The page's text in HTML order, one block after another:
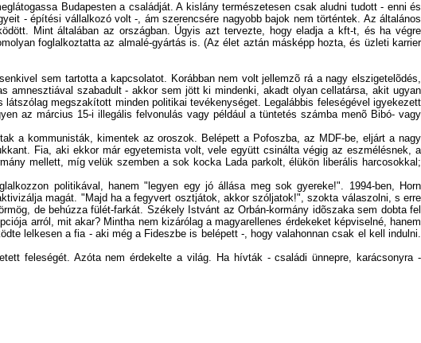
Budapesten a családját. A kislány természetesen csak aludni tudott - enni és
- építési vállalkozó volt -, ám szerencsére nagyobb bajok nem történtek. Az általános
Mint általában az országban. Úgyis azt tervezte, hogy eladja a kft-t, és ha végre
foglalkoztatta az almalé-gyártás is. (Az élet aztán másképp hozta, és üzleti karrier
sem tartotta a kapcsolatot. Korábban nem volt jellemzõ rá a nagy elszigetelõdés,
szabadult - akkor sem jött ki mindenki, akadt olyan cellatársa, akit ugyan
megszakított minden politikai tevékenységet. Legalábbis feleségével igyekezett
az március 15-i illegális felvonulás vagy például a tüntetés számba menõ Bibó- vagy
a kommunisták, kimentek az oroszok. Belépett a Pofoszba, az MDF-be, eljárt a nagy
Fia, aki ekkor már egyetemista volt, vele együtt csinálta végig az eszmélésnek, a
mellett, míg velük szemben a sok kocka Lada parkolt, élükön liberális harcosokkal;
politikával, hanem "legyen egy jó állása meg sok gyereke!". 1994-ben, Horn
magát. "Majd ha a fegyvert osztjátok, akkor szóljatok!", szokta válaszolni, s erre
de behúzza fülét-farkát. Székely Istvánt az Orbán-kormány idõszaka sem dobta fel
arról, mit akar? Mintha nem kizárólag a magyarellenes érdekeket képviselné, hanem
lelkesen a fia - aki még a Fideszbe is belépett -, hogy valahonnan csak el kell indulni.
feleségét. Azóta nem érdekelte a világ. Ha hívták - családi ünnepre, karácsonyra -